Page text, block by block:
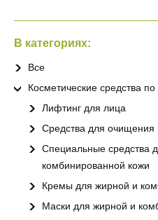
В категориях:
Все
Косметические средства
Лифтинг для лица
Средства для очищения
Специальные средства
комбинированной кожи
Кремы для жирной и
Маски для жирной и